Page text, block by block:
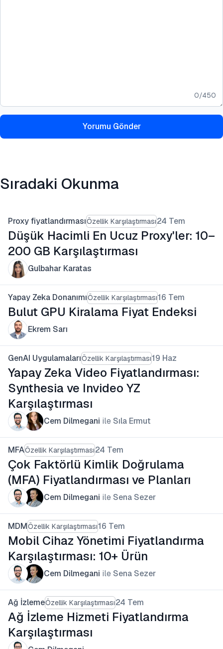
0/450
Yorumu Gönder
Sıradaki Okunma
Proxy fiyatlandırmasıÖzellik Karşılaştırması24 Tem
Düşük Hacimli En Ucuz Proxy'ler: 10–
200 GB Karşılaştırması
Gulbahar Karatas
Yapay Zeka DonanımıÖzellik Karşılaştırması16 Tem
Bulut GPU Kiralama Fiyat Endeksi
Ekrem Sarı
GenAI UygulamalarıÖzellik Karşılaştırması19 Haz
Yapay Zeka Video Fiyatlandırması:
Synthesia ve Invideo YZ
Karşılaştırması
Cem Dilmegani ile Sıla Ermut
MFAÖzellik Karşılaştırması24 Tem
Çok Faktörlü Kimlik Doğrulama
(MFA) Fiyatlandırması ve Planları
Cem Dilmegani ile Sena Sezer
MDMÖzellik Karşılaştırması16 Tem
Mobil Cihaz Yönetimi Fiyatlandırma
Karşılaştırması: 10+ Ürün
Cem Dilmegani ile Sena Sezer
Ağ İzlemeÖzellik Karşılaştırması24 Tem
Ağ İzleme Hizmeti Fiyatlandırma
Karşılaştırması